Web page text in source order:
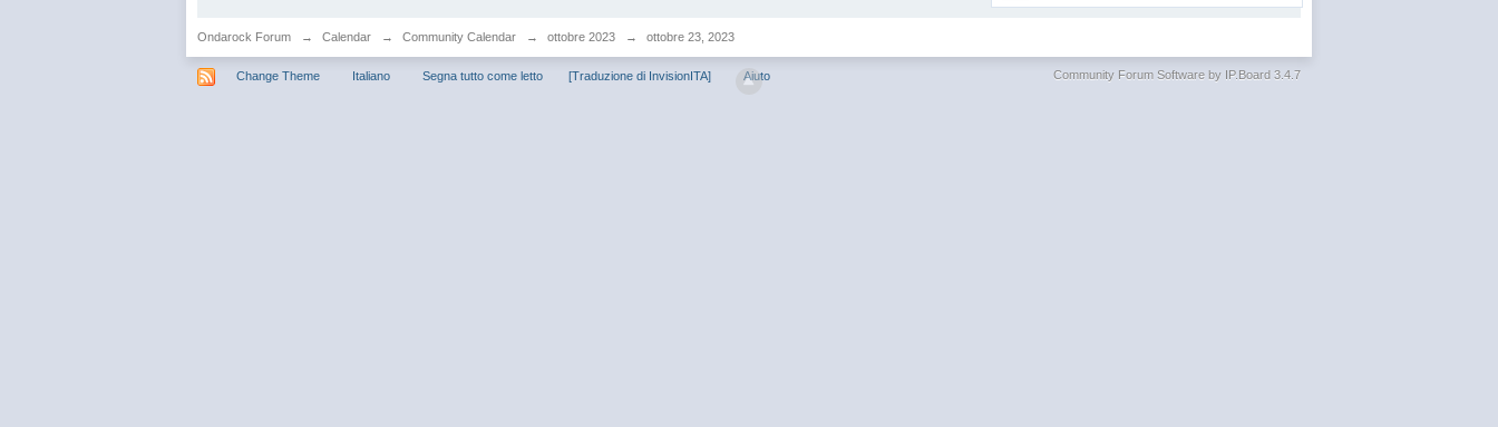
Ondarock Forum → Calendar → Community Calendar → ottobre 2023 → ottobre 23, 2023
Change Theme Italiano Segna tutto come letto [Traduzione di InvisionITA] Aiuto Community Forum Software by IP.Board 3.4.7